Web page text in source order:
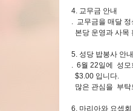
4. 교무금 안내
. 교무금을 매달
본당 운영과 사목
5. 성당 밥봉사 안내
. 6월 22일에 성모
$3.00 입니다.
많은 관심을 부탁
6. 마리아와 요셉회